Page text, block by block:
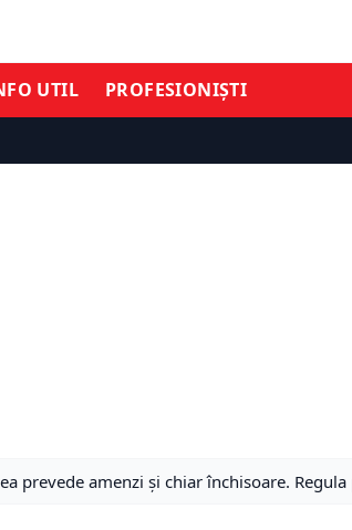
UTIL PROFESIONIȘTI
prevede amenzi și chiar închisoare.